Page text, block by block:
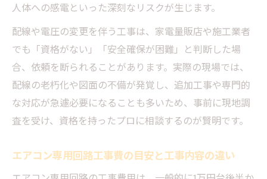
人体への感電といった深刻なリスクが生じます。
配線や電圧の変更を伴う工事は、家電量販店や施工業者
でも「資格がない」「安全確保が困難」と判断した場
合、依頼を断られることがあります。実際の現場では、
配線の老朽化や図面の不備が発覚し、追加工事や専門的
な対応が急遽必要になることも多いため、事前に現地調
査を受け、資格を持ったプロに相談するのが賢明です。
エアコン専用回路工事費の目安と工事内容の違い